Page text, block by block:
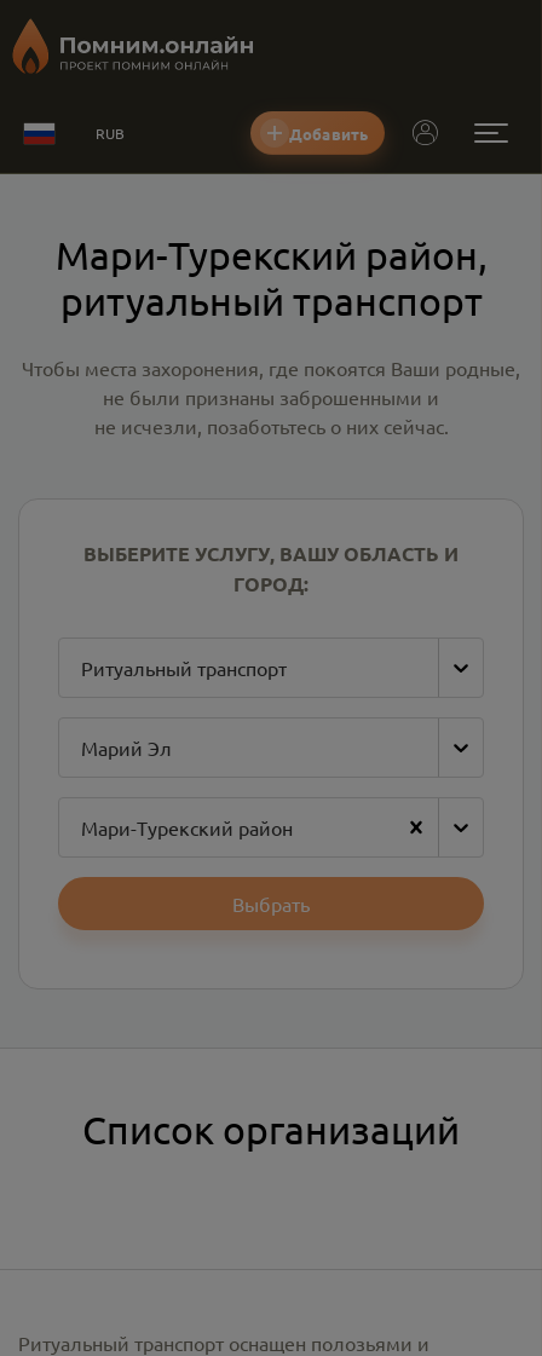
RUB Добавить
Мари-Турекский район,
ритуальный транспорт
Чтобы места захоронения, где покоятся Ваши родные,
не были признаны заброшенными и
не исчезли, позаботьтесь о них сейчас.
ВЫБЕРИТЕ УСЛУГУ, ВАШУ ОБЛАСТЬ И
ГОРОД:
Ритуальный транспорт
Марий Эл
Мари-Турекский район
Выбрать
Список организаций
Ритуальный транспорт оснащен полозьями и